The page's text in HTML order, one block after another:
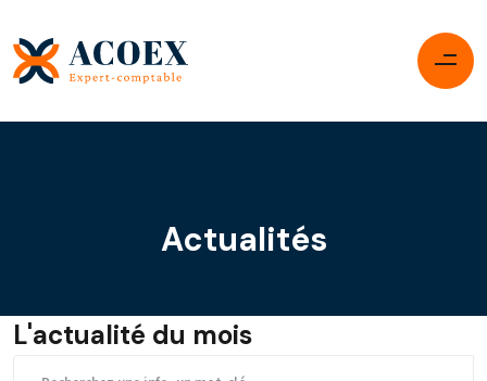
Actualités
L'actualité du mois